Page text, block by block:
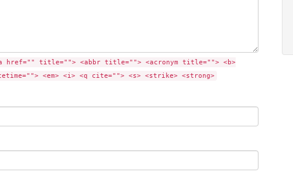
href="" title=""> <abbr title=""> <acronym title=""> <b>
<em> <i> <q cite=""> <s> <strike> <strong>